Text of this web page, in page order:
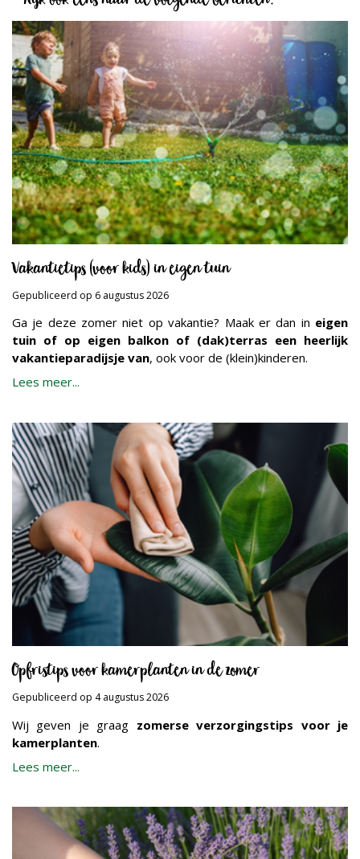
Vakantietips (voor kids) in eigen tuin
Gepubliceerd op 6 augustus 2026
Ga je deze zomer niet op vakantie? Maak er dan in eigen
tuin of op eigen balkon of (dak)terras een heerlijk
vakantieparadijsje van, ook voor de (klein)kinderen.
Lees meer...
Opfristips voor kamerplanten in de zomer
Gepubliceerd op 4 augustus 2026
Wij geven je graag zomerse verzorgingstips voor je
kamerplanten.
Lees meer...